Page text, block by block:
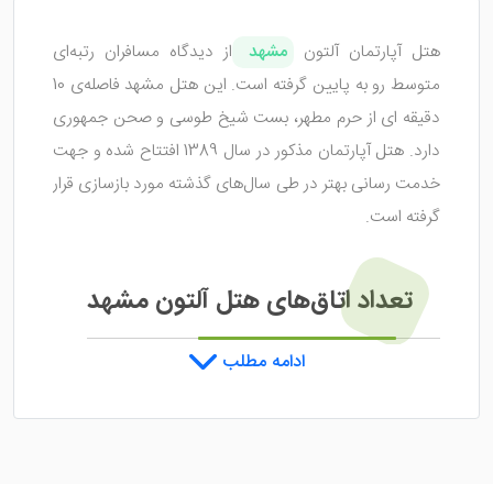
هتل آپارتمان آلتون مشهد
از دیدگاه مسافران رتبه‌ای
متوسط رو به پایین گرفته است. این هتل مشهد فاصله‌ی 10
دقیقه ای از حرم مطهر، بست شیخ طوسی و صحن جمهوری
دارد. هتل آپارتمان مذکور در سال 1389 افتتاح شده و جهت
خدمت رسانی بهتر در طی سال‌های گذشته مورد بازسازی قرار
گرفته است.
تعداد اتاق‌های هتل آلتون مشهد
ادامه مطلب